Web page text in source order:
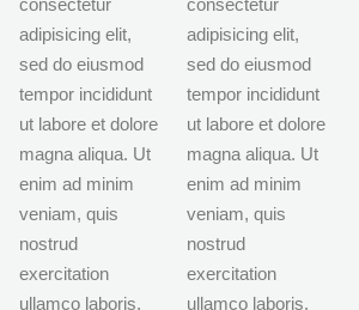
consectetur
adipisicing elit,
sed do eiusmod
tempor incididunt
ut labore et dolore
magna aliqua. Ut
enim ad minim
veniam, quis
nostrud
exercitation
ullamco laboris.
consectetur
adipisicing elit,
sed do eiusmod
tempor incididunt
ut labore et dolore
magna aliqua. Ut
enim ad minim
veniam, quis
nostrud
exercitation
ullamco laboris.